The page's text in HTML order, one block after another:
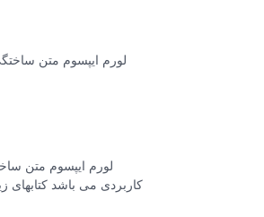
لورم ایپسوم متن
لورم ایپسوم متن
کاربردی می باشد